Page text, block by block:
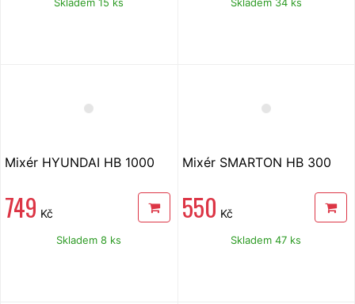
Mixér HYUNDAI HB 1000
749 Kč
Skladem 8 ks
Mixér SMARTON HB 300
550 Kč
Skladem 47 ks